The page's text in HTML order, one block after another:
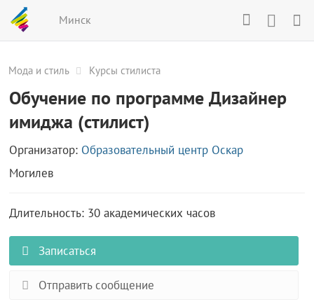
Минск
Мода и стиль Курсы стилиста
Обучение по программе Дизайнер
имиджа (стилист)
Организатор: Образовательный центр Оскар
Могилев
Длительность: 30 академических часов
Записаться
Отправить сообщение